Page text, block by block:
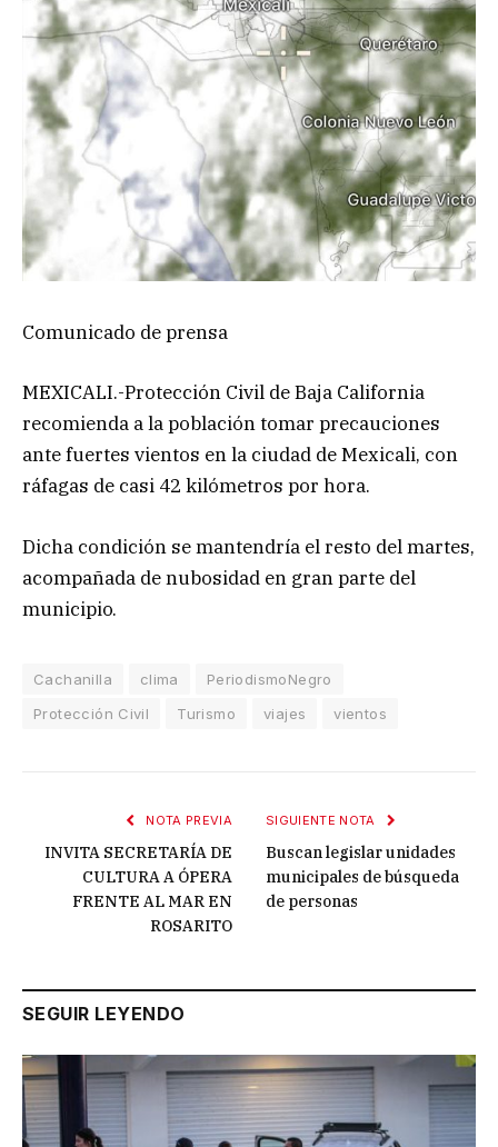
Comunicado de prensa
MEXICALI.-Protección Civil de Baja California
recomienda a la población tomar precauciones
ante fuertes vientos en la ciudad de Mexicali, con
ráfagas de casi 42 kilómetros por hora.
Dicha condición se mantendría el resto del martes,
acompañada de nubosidad en gran parte del
municipio.
Cachanilla clima
PeriodismoNegro
Protección Civil
Turismo viajes vientos
NOTA PREVIA
INVITA SECRETARÍA DE
CULTURA A ÓPERA
FRENTE AL MAR EN
ROSARITO
SIGUIENTE NOTA
Buscan legislar unidades
municipales de búsqueda
de personas
SEGUIR LEYENDO